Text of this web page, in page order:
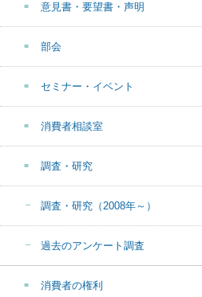
意見書・要望書・声明
部会
セミナー・イベント
消費者相談室
調査・研究
調査・研究（2008年～）
過去のアンケート調査
消費者の権利